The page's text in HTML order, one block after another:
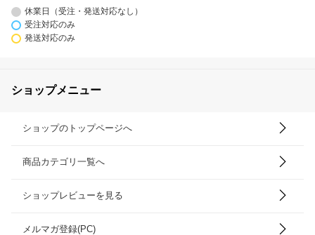
休業日（受注・発送対応なし）
受注対応のみ
発送対応のみ
ショップメニュー
ショップのトップページへ
商品カテゴリ一覧へ
ショップレビューを見る
メルマガ登録(PC)